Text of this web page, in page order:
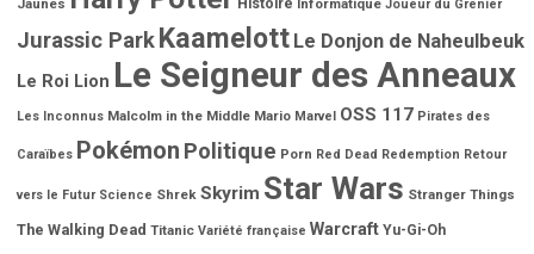
Jaunes Histoire Informatique Joueur du Grenier
Jurassic ParkKaamelott Le Donjon de Naheulbeuk
Le Roi Lion Le Seigneur des Anneaux
Les Inconnus Malcolm in the Middle Mario Marvel OSS 117 Pirates des
Caraïbes Pokémon Politique Porn Red Dead Redemption Retour
vers le Futur Science Shrek Skyrim Star Wars Stranger Things
The Walking Dead Titanic Variété française Warcraft Yu-Gi-Oh